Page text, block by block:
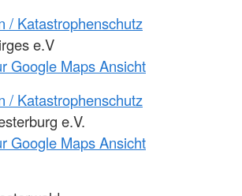
/ Katastrophenschutz
e.V
Google Maps Ansicht
/ Katastrophenschutz
e.V.
Google Maps Ansicht